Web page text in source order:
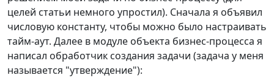
целей статьи немного упростил). Сначала я объявил
числовую константу, чтобы можно было настраивать
тайм-аут. Далее в модуле объекта бизнес-процесса я
написал обработчик создания задачи (задача у меня
называется "утверждение"):